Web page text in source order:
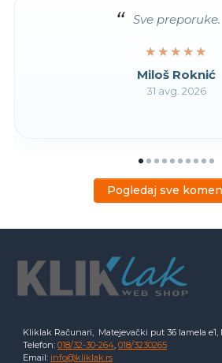
Sve preporuke.
★★★★★
★★★★★
Miloš Roknić
31 avg. 2026
Pogledaj sve
Kliklak Računari, Matejevački put 36 lamela e1,
Telefon: 018/32-30-264 018/3230265
Email: info@kliklak.rs